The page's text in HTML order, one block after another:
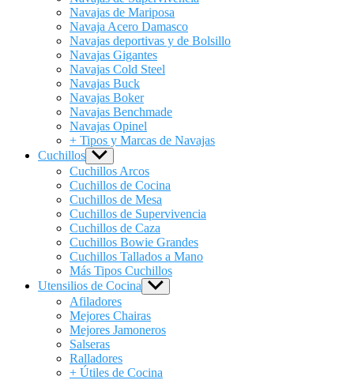
Navajas de Mariposa
Navaja Acero Damasco
Navajas deportivas y de Bolsillo
Navajas Gigantes
Navajas Cold Steel
Navajas Buck
Navajas Boker
Navajas Benchmade
Navajas Opinel
+ Tipos y Marcas de Navajas
Cuchillos Show
sub
menu
Cuchillos Arcos
Cuchillos de Cocina
Cuchillos de Mesa
Cuchillos de Supervivencia
Cuchillos de Caza
Cuchillos Bowie Grandes
Cuchillos Tallados a Mano
Más Tipos Cuchillos
Utensilios de Cocina Show
sub
Afiladores
Mejores Chairas
Mejores Jamoneros
Salseras
Ralladores
+ Útiles de Cocina